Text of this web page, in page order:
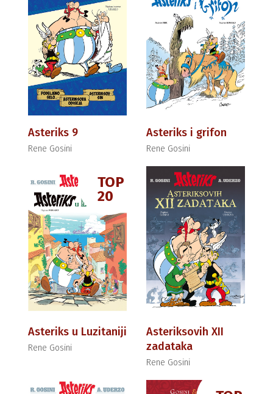
Asteriks 9
Rene Gosini
Asteriks i grifon
Rene Gosini
TOP
20
Asteriks u Luzitaniji
Rene Gosini
Asteriksovih XII
zadataka
Rene Gosini